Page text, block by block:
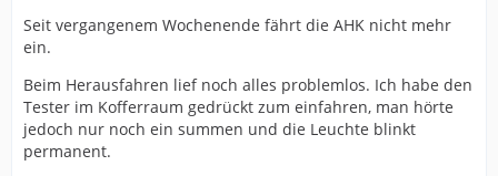
Seit vergangenem Wochenende fährt die AHK nicht mehr
ein.
Beim Herausfahren lief noch alles problemlos. Ich habe den
Tester im Kofferraum gedrückt zum einfahren, man hörte
jedoch nur noch ein summen und die Leuchte blinkt
permanent.